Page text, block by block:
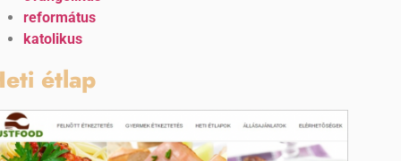
református
katolikus
étlap